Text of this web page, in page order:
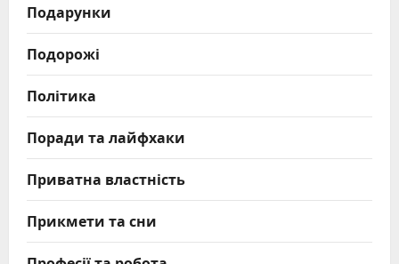
Подарунки
Подорожі
Політика
Поради та лайфхаки
Приватна властність
Прикмети та сни